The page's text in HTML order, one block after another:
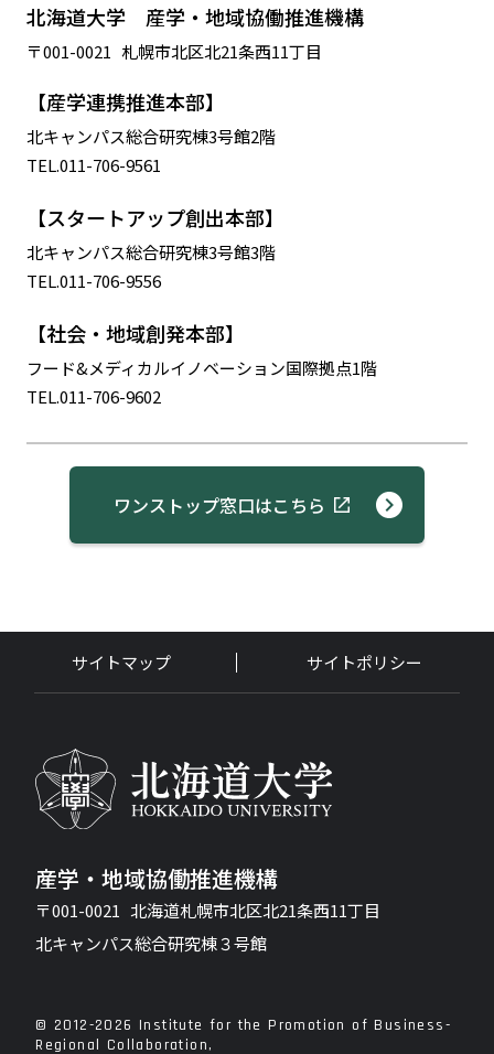
北海道大学 産学・地域協働推進機構
〒001-0021 札幌市北区北21条西11丁目
【産学連携推進本部】
北キャンパス総合研究棟3号館2階
TEL.011-706-9561
【スタートアップ創出本部】
北キャンパス総合研究棟3号館3階
TEL.011-706-9556
【社会・地域創発本部】
フード&メディカルイノベーション国際拠点1階
TEL.011-706-9602
ワンストップ窓口はこちら
サイトマップ サイトポリシー
産学・地域協働推進機構
〒001-0021 北海道札幌市北区北21条西11丁目
北キャンパス総合研究棟３号館
© 2012-2026 Institute for the Promotion of Business-
Regional Collaboration,